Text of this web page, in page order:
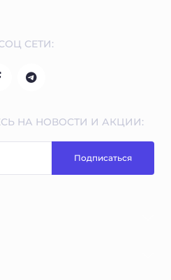
СЕТИ:
НА НОВОСТИ И АКЦИИ:
Подписаться
тренировок и питание в